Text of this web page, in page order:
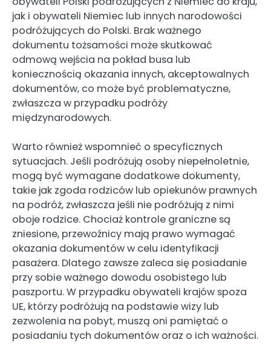
jak i obywateli Niemiec lub innych narodowości
podróżujących do Polski. Brak ważnego
dokumentu tożsamości może skutkować
odmową wejścia na pokład busa lub
koniecznością okazania innych, akceptowalnych
dokumentów, co może być problematyczne,
zwłaszcza w przypadku podróży
międzynarodowych.
Warto również wspomnieć o specyficznych
sytuacjach. Jeśli podróżują osoby niepełnoletnie,
mogą być wymagane dodatkowe dokumenty,
takie jak zgoda rodziców lub opiekunów prawnych
na podróż, zwłaszcza jeśli nie podróżują z nimi
oboje rodzice. Chociaż kontrole graniczne są
zniesione, przewoźnicy mają prawo wymagać
okazania dokumentów w celu identyfikacji
pasażera. Dlatego zawsze zaleca się posiadanie
przy sobie ważnego dowodu osobistego lub
paszportu. W przypadku obywateli krajów spoza
UE, którzy podróżują na podstawie wizy lub
zezwolenia na pobyt, muszą oni pamiętać o
posiadaniu tych dokumentów oraz o ich ważności.